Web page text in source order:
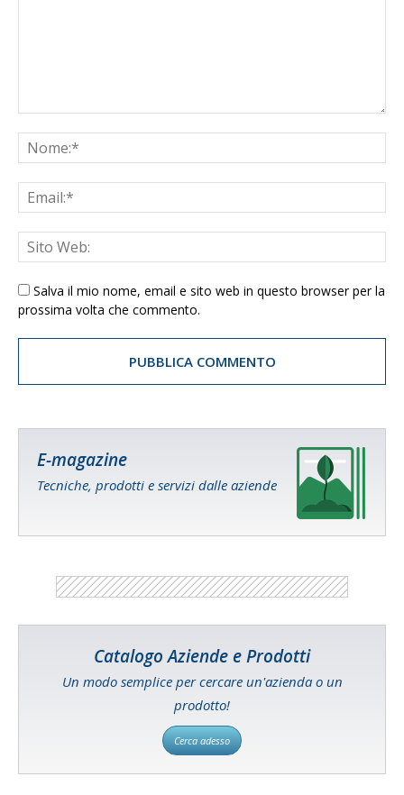
Salva il mio nome, email e sito web in questo browser per la
prossima volta che commento.
E-magazine
Tecniche, prodotti e servizi dalle aziende
Catalogo Aziende e Prodotti
Un modo semplice per cercare un'azienda o un
prodotto!
Cerca adesso